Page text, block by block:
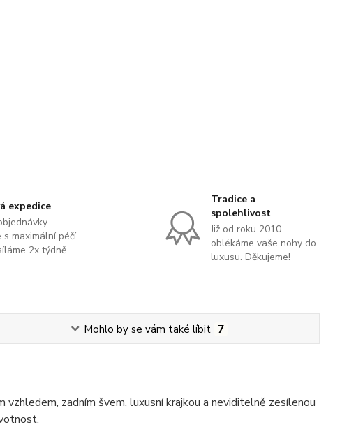
expedice
s maximální péčí
2x týdně.
Tradice a
spolehlivost
Již od roku 2010
oblékáme vaše nohy do
luxusu. Děkujeme!
Mohlo by se vám také líbit 7
zadním švem, luxusní krajkou a neviditelně zesílenou